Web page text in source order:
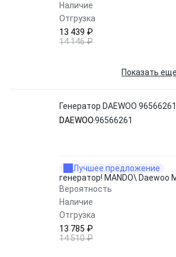
Наличие
Отгрузка
13 439 ₽
14 146 ₽
Показать
Генератор DAEWOO 96566261
DAEWOO96566261
Лучшее предложение
генератор! MANDO\ Daewoo
Вероятность
Наличие
Отгрузка
13 785 ₽
14 510 ₽